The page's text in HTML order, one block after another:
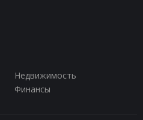
Недвижимость
Финансы